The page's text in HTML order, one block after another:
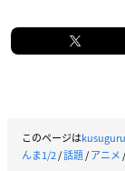
このページは
んま1/2/話題/アニメ/